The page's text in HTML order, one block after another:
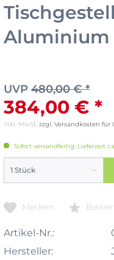
Aluminium
UVP 480,00 € *
384,00 € *
inkl. MwSt. zzgl. Versandkosten für
Sofort versandfertig, Lieferzeit
Merken
Artikel-Nr.:
Hersteller: